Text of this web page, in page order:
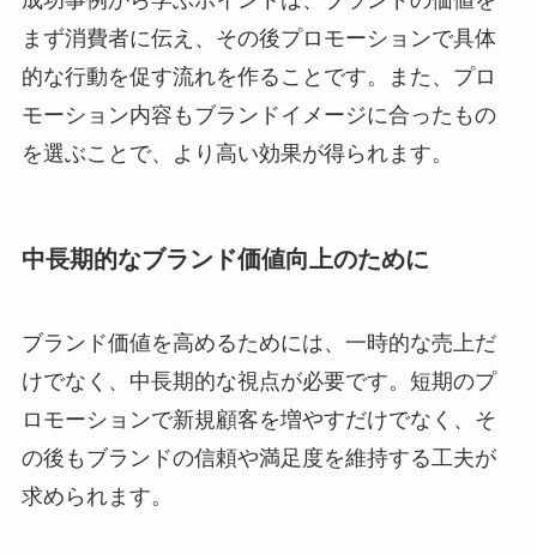
まず消費者に伝え、その後プロモーションで具体
的な行動を促す流れを作ることです。また、プロ
モーション内容もブランドイメージに合ったもの
を選ぶことで、より高い効果が得られます。
中長期的なブランド価値向上のために
ブランド価値を高めるためには、一時的な売上だ
けでなく、中長期的な視点が必要です。短期のプ
ロモーションで新規顧客を増やすだけでなく、そ
の後もブランドの信頼や満足度を維持する工夫が
求められます。